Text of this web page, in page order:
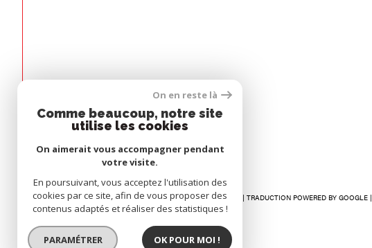
Espace
PROPRIÉTAIRE
© 2026 | TOUS DROITS RÉSERVÉS | TRADUCTION POWERED BY GOOGLE |
On en reste là
Comme beaucoup, notre site
utilise les cookies
On aimerait vous accompagner pendant
votre visite.
En poursuivant, vous acceptez l'utilisation des
cookies par ce site, afin de vous proposer des
contenus adaptés et réaliser des statistiques !
PARAMÉTRER OK POUR MOI !